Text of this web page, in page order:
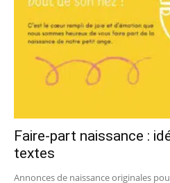
Faire-part naissance :
textes
Annonces de naissance originales